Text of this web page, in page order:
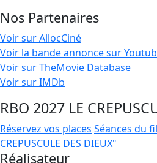
Nos Partenaires
Voir sur AllocCiné
Voir la bande annonce sur
Voir sur TheMovie Database
Voir sur IMDb
RBO 2027 LE
Réservez vos places Séances du
CREPUSCULE DES DIEUX"
Réalisateur